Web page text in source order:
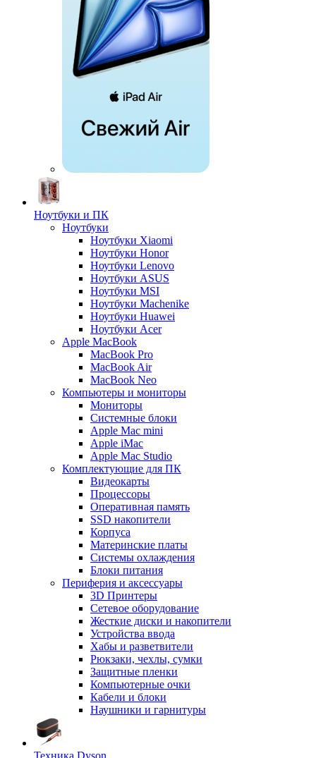
Ноутбуки и ПК
Ноутбуки
Ноутбуки Xiaomi
Ноутбуки Honor
Ноутбуки Lenovo
Ноутбуки ASUS
Ноутбуки MSI
Ноутбуки Machenike
Ноутбуки Huawei
Ноутбуки Acer
Apple MacBook
MacBook Pro
MacBook Air
MacBook Neo
Компьютеры и мониторы
Мониторы
Системные блоки
Apple Mac mini
Apple iMac
Apple Mac Studio
Комплектующие для ПК
Видеокарты
Процессоры
Оперативная память
SSD накопители
Корпуса
Материнские платы
Системы охлаждения
Блоки питания
Периферия и аксессуары
3D Принтеры
Сетевое оборудование
Жесткие диски и накопители
Устройства ввода
Хабы и разветвители
Рюкзаки, чехлы, сумки
Защитные пленки
Компьютерные очки
Кабели и блоки
Наушники и гарнитуры
Техника Dyson